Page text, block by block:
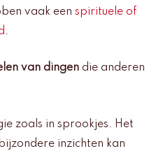
vaak een spirituele of
.
van dingen die anderen
zoals in sprookjes. Het
inzichten kan